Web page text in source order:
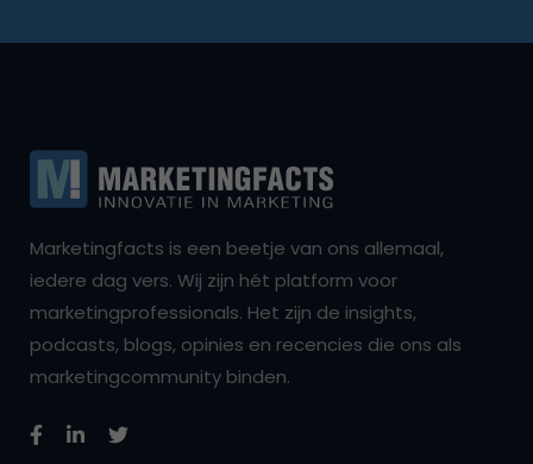
Marketingfacts is een beetje van ons allemaal,
iedere dag vers. Wij zijn hét platform voor
marketingprofessionals. Het zijn de insights,
podcasts, blogs, opinies en recencies die ons als
marketingcommunity binden.